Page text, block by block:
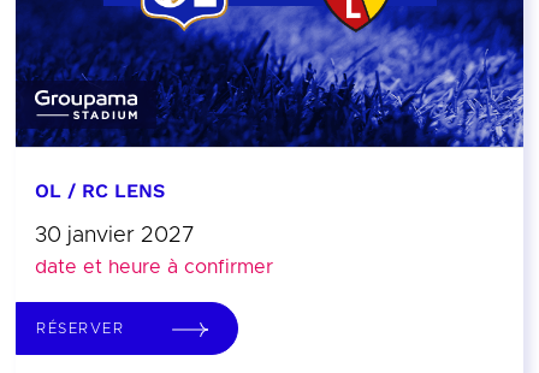
OL / RC LENS
30 janvier 2027
date et heure à confirmer
RÉSERVER